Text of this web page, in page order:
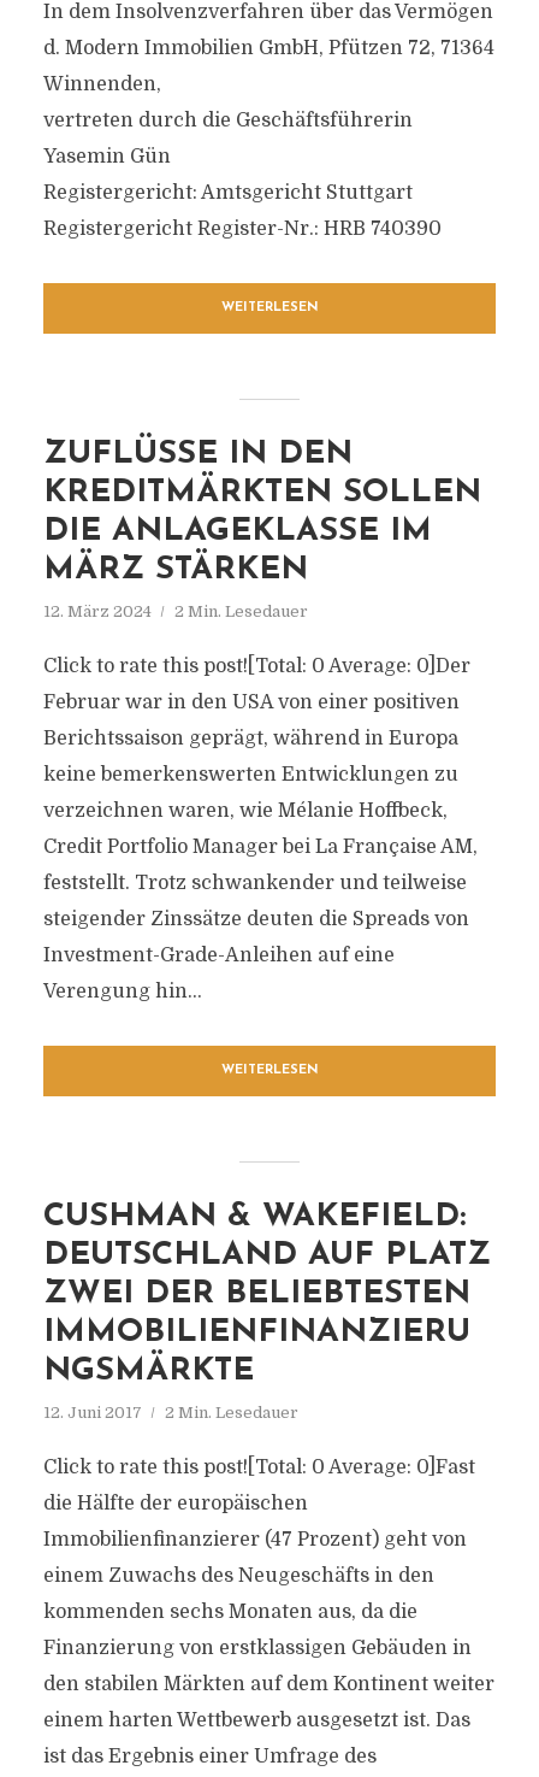
In dem Insolvenzverfahren über das Vermögen
d. Modern Immobilien GmbH, Pfützen 72, 71364
Winnenden,
vertreten durch die Geschäftsführerin
Yasemin Gün
Registergericht: Amtsgericht Stuttgart
Registergericht Register-Nr.: HRB 740390
WEITERLESEN
ZUFLÜSSE IN DEN
KREDITMÄRKTEN SOLLEN
DIE ANLAGEKLASSE IM
MÄRZ STÄRKEN
12. März 2024 2 Min. Lesedauer
Click to rate this post![Total: 0 Average: 0]Der
Februar war in den USA von einer positiven
Berichtssaison geprägt, während in Europa
keine bemerkenswerten Entwicklungen zu
verzeichnen waren, wie Mélanie Hoffbeck,
Credit Portfolio Manager bei La Française AM,
feststellt. Trotz schwankender und teilweise
steigender Zinssätze deuten die Spreads von
Investment-Grade-Anleihen auf eine
Verengung hin...
WEITERLESEN
CUSHMAN & WAKEFIELD:
DEUTSCHLAND AUF PLATZ
ZWEI DER BELIEBTESTEN
IMMOBILIENFINANZIERU
NGSMÄRKTE
12. Juni 2017 2 Min. Lesedauer
Click to rate this post![Total: 0 Average: 0]Fast
die Hälfte der europäischen
Immobilienfinanzierer (47 Prozent) geht von
einem Zuwachs des Neugeschäfts in den
kommenden sechs Monaten aus, da die
Finanzierung von erstklassigen Gebäuden in
den stabilen Märkten auf dem Kontinent weiter
einem harten Wettbewerb ausgesetzt ist. Das
ist das Ergebnis einer Umfrage des